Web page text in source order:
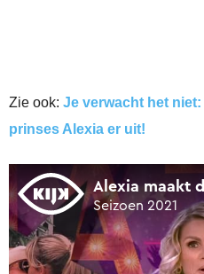
Zie ook: Je verwacht het
prinses Alexia er uit!